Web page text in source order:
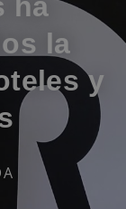
ha
la
y